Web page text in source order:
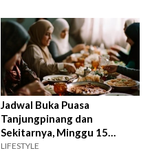
Jadwal Buka Puasa
Tanjungpinang dan
Sekitarnya, Minggu 15
Maret 2026
LIFESTYLE